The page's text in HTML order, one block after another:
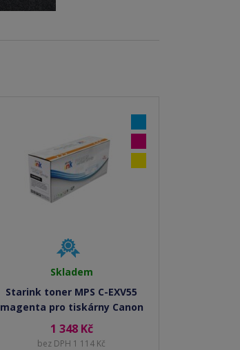
Skladem
Starink toner MPS C-EXV55
magenta pro tiskárny Canon
1 348 Kč
bez DPH 1 114 Kč